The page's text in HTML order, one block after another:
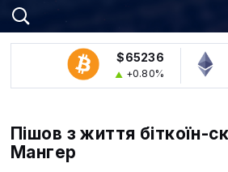
$65236
+0.80%
Пішов з життя біткоїн-
Мангер